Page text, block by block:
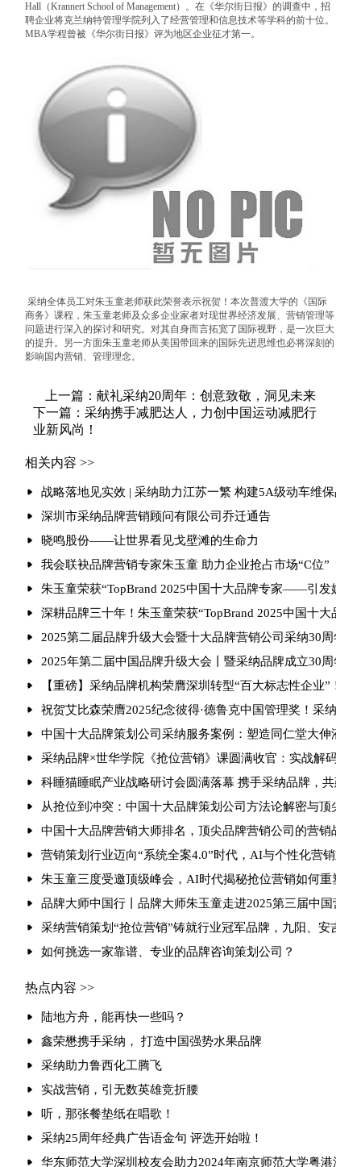
Hall（Krannert School of Management）。在《华尔街日报》的调查中，招
聘企业将克兰纳特管理学院列入了经营管理和信息技术等学科的前十位。
MBA学程曾被《华尔街日报》评为地区企业征才第一。
采纳全体员工对朱玉童老师获此荣誉表示祝贺！本次普渡大学的《国际
商务》课程，朱玉童老师及众多企业家者对现世界经济发展、营销管理等
问题进行深入的探讨和研究。对其自身而言拓宽了国际视野，是一次巨大
的提升。另一方面朱玉童老师从美国带回来的国际先进思维也必将深刻的
影响国内营销、管理理念。
上一篇：献礼采纳20周年：创意致敬，洞见未来
下一篇：采纳携手减肥达人，力创中国运动减肥行
业新风尚！
相关内容 >>
战略落地见实效 | 采纳助力江苏一繁 构建5A级动车维保品
深圳市采纳品牌营销顾问有限公司乔迁通告
晓鸣股份——让世界看见戈壁滩的生命力
我会联袂品牌营销专家朱玉童 助力企业抢占市场“C位”
朱玉童荣获“TopBrand 2025中国十大品牌专家——引发媒体
深耕品牌三十年！朱玉童荣获“TopBrand 2025中国十大品牌
2025第二届品牌升级大会暨十大品牌营销公司采纳30周年
2025年第二届中国品牌升级大会丨暨采纳品牌成立30周年
【重磅】采纳品牌机构荣膺深圳转型“百大标志性企业”！
祝贺艾比森荣膺2025纪念彼得·德鲁克中国管理奖！采纳品
中国十大品牌策划公司采纳服务案例：塑造同仁堂大伸液“
采纳品牌×世华学院《抢位营销》课圆满收官：实战解码引
科睡猫睡眠产业战略研讨会圆满落幕 携手采纳品牌，共建
从抢位到冲突：中国十大品牌策划公司方法论解密与顶尖品
中国十大品牌营销大师排名，顶尖品牌营销公司的营销战法
营销策划行业迈向“系统全案4.0”时代，AI与个性化营销重
朱玉童三度受邀顶级峰会，AI时代揭秘抢位营销如何重塑行
品牌大师中国行丨品牌大师朱玉童走进2025第三届中国营
采纳营销策划“抢位营销”铸就行业冠军品牌，九阳、安吉尔
如何挑选一家靠谱、专业的品牌咨询策划公司？
热点内容 >>
陆地方舟，能再快一些吗？
鑫荣懋携手采纳， 打造中国强势水果品牌
采纳助力鲁西化工腾飞
实战营销，引无数英雄竞折腰
听，那张餐垫纸在唱歌！
采纳25周年经典广告语金句 评选开始啦！
华东师范大学深圳校友会助力2024年南京师范大学粤港澳